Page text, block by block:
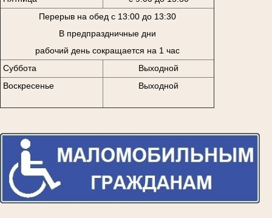
Перерыв на обед с 13:00 до 13:30
В предпраздничные дни
рабочий день сокращается на 1 час
Суббота
Выходной
Воскресенье
Выходной